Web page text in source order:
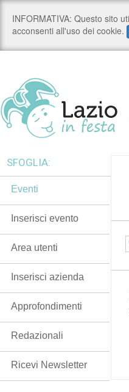
SFOGLIA:
Eventi
Inserisci evento
Area utenti
Inserisci azienda
Approfondimenti
Redazionali
Ricevi Newsletter